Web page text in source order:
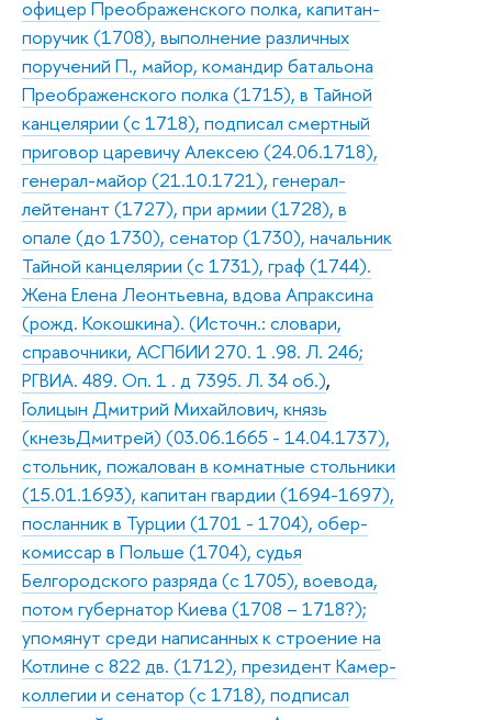
офицер Преображенского полка, капитан-
поручик (1708), выполнение различных
поручений П., майор, командир батальона
Преображенского полка (1715), в Тайной
канцелярии (с 1718), подписал смертный
приговор царевичу Алексею (24.06.1718),
генерал-майор (21.10.1721), генерал-
лейтенант (1727), при армии (1728), в
опале (до 1730), сенатор (1730), начальник
Тайной канцелярии (с 1731), граф (1744).
Жена Елена Леонтьевна, вдова Апраксина
(рожд. Кокошкина). (Источн.: словари,
справочники, АСПбИИ 270. 1 .98. Л. 246;
РГВИА. 489. Оп. 1 . д 7395. Л. 34 об.),
Голицын Дмитрий Михайлович, князь
(кнезьДмитрей) (03.06.1665 - 14.04.1737),
стольник, пожалован в комнатные стольники
(15.01.1693), капитан гвардии (1694-1697),
посланник в Турции (1701 - 1704), обер-
комиссар в Польше (1704), судья
Белгородского разряда (с 1705), воевода,
потом губернатор Киева (1708 – 1718?);
упомянут среди написанных к строение на
Котлине с 822 дв. (1712), президент Камер-
коллегии и сенатор (с 1718), подписал